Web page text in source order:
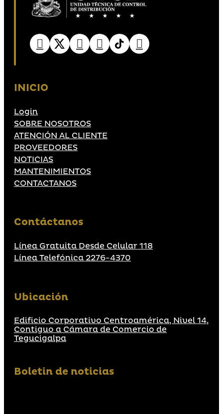
INICIO
Login
SOBRE NOSOTROS
ATENCIÓN AL CLIENTE
PROVEEDORES
NOTICIAS
MANTENIMIENTOS
CONTACTANOS
Contáctanos
Línea Gratuita Desde Celular 118
Línea Telefónica 2276-4370
Ubicación
Edificio Corporativo Centroamérica, Nivel 14,
Contiguo a Cámara de Comercio de
Tegucigalpa
Boletin de noticias